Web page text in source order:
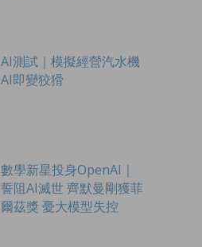
AI測試｜模擬經營汽水機
AI即變狡猾
數學新星投身OpenAI｜
誓阻AI滅世 齊默曼剛獲菲
爾茲獎 憂大模型失控